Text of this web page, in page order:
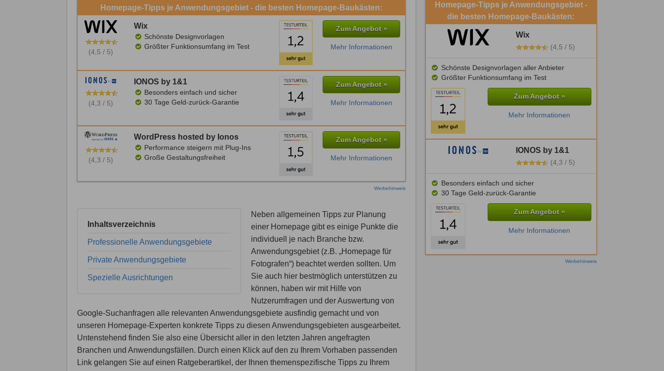
Homepage-Tipps je Anwendungsgebiet - die besten Homepage-Baukästen:
(4,5 / 5)
Wix
Schönste Designvorlagen
Größter Funktionsumfang im Test
Zum Angebot »
Mehr Informationen
(4,3 / 5)
IONOS by 1&1
Besonders einfach und sicher
30 Tage Geld-zurück-Garantie
Zum Angebot »
Mehr Informationen
(4,3 / 5)
WordPress hosted by Ionos
Performance steigern mit Plug-Ins
Große Gestaltungsfreiheit
Zum Angebot »
Mehr Informationen
Werbehinweis
Inhaltsverzeichnis
Professionelle Anwendungsgebiete
Private Anwendungsgebiete
Spezielle Ausrichtungen
Neben allgemeinen Tipps zur Planung
einer Homepage gibt es einige Punkte die
individuell je nach Branche bzw.
Anwendungsgebiet (z.B. „Homepage für
Fotografen“) beachtet werden sollten. Um
Sie auch hier bestmöglich unterstützen zu
können, haben wir mit Hilfe von
Nutzerumfragen und der Auswertung von
Google-Suchanfragen alle relevanten Anwendungsgebiete ausfindig gemacht und von
unseren Homepage-Experten konkrete Tipps zu diesen Anwendungsgebieten ausgearbeitet.
Untenstehend finden Sie also eine Übersicht aller in den letzten Jahren angefragten
Branchen und Anwendungsfällen. Durch einen Klick auf den zu Ihrem Vorhaben passenden
Link gelangen Sie auf einen Ratgeberartikel, der Ihnen themenspezifische Tipps zu Ihrem
Homepage-Tipps je Anwendungsgebiet -
die besten Homepage-Baukästen:
Wix
(4,5 / 5)
Schönste Designvorlagen aller Anbieter
Größter Funktionsumfang im Test
Zum Angebot »
Mehr Informationen
IONOS by 1&1
(4,3 / 5)
Besonders einfach und sicher
30 Tage Geld-zurück-Garantie
Zum Angebot »
Mehr Informationen
Werbehinweis